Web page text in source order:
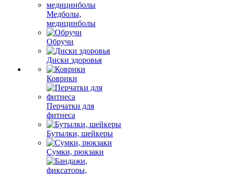
Медболы,
медицинболы
Обручи
Диски здоровья
Коврики
Перчатки для
фитнеса
Бутылки, шейкеры
Сумки, рюкзаки